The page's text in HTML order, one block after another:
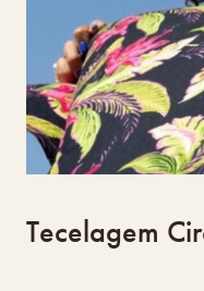
práticas
Tecelagem